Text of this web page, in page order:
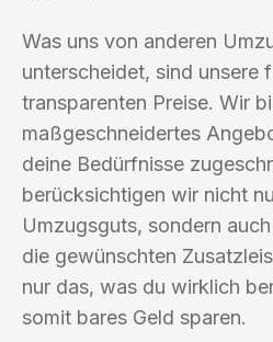
Was uns von anderen
unterscheidet, sind unsere
transparenten Preise. Wir
maßgeschneidertes
deine Bedürfnisse
berücksichtigen wir nicht
Umzugsguts, sondern
die gewünschten
nur das, was du wirklich
somit bares Geld sparen.